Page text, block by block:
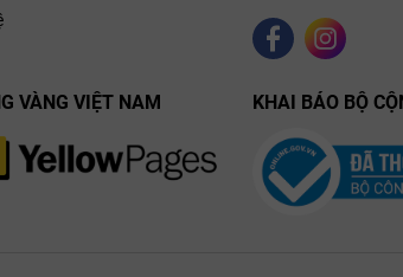
VÀNG VIỆT NAM KHAI BÁO BỘ